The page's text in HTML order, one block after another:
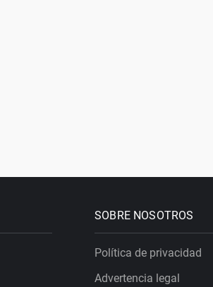
SOBRE NOSOTROS
Política de privacidad
Advertencia legal